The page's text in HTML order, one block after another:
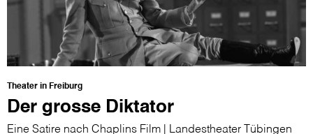
Theater in Freiburg
Der grosse Diktator
Eine Satire nach Chaplins Film | Landestheater Tübingen